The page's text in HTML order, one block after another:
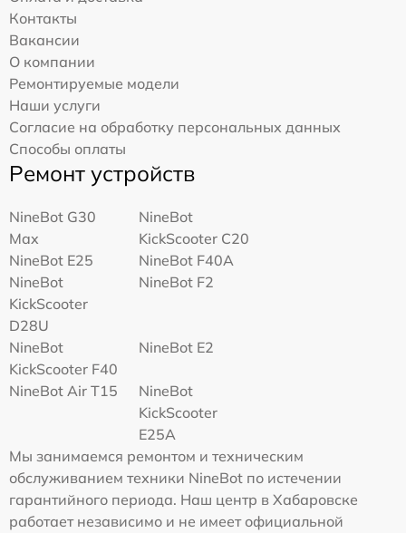
Контакты
Вакансии
О компании
Ремонтируемые модели
Наши услуги
Согласие на обработку персональных данных
Способы оплаты
Ремонт устройств
NineBot G30
Max
NineBot
KickScooter C20
NineBot E25
NineBot F40A
NineBot
KickScooter
D28U
NineBot F2
NineBot
KickScooter F40
NineBot E2
NineBot Air T15
NineBot
KickScooter
E25A
Мы занимаемся ремонтом и техническим
обслуживанием техники NineBot по истечении
гарантийного периода. Наш центр в Хабаровске
работает независимо и не имеет официальной